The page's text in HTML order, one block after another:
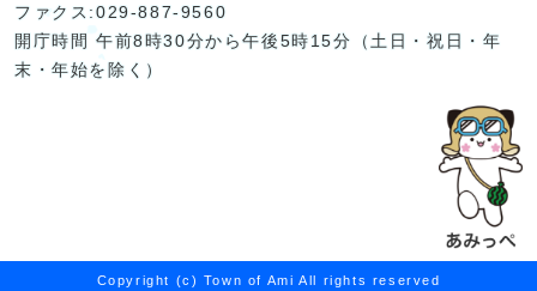
ファクス:029-887-9560
開庁時間 午前8時30分から午後5時15分（土日・祝日・年
末・年始を除く）
Copyright (c) Town of Ami All rights reserved